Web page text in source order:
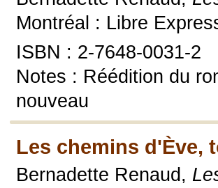
Montréal : Libre
ISBN : 2-7648-0031-2
Notes : Réédition du
nouveau
Les chemins d'Ève,
Bernadette Renaud,